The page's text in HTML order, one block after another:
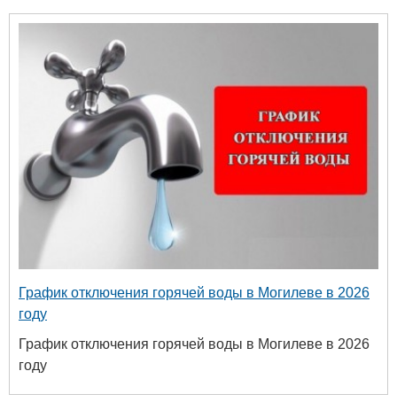
График отключения горячей воды в Могилеве в 2026
году
График отключения горячей воды в Могилеве в 2026
году